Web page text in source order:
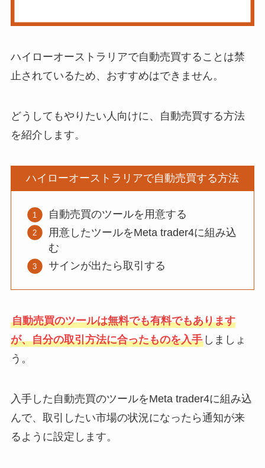
ハイローオーストラリアで自動売買することは禁
止されているため、おすすめはできません。
どうしてもやりたい人向けに、自動売買する方法
を紹介します。
ハイローオーストラリアで自動売買する方法
自動売買のツールを用意する
用意したツールをMeta trader4に組み込
む
サインが出たら取引する
自動売買のツールは無料でも有料でもあります
が、自分の取引方法に合ったものを入手しましょ
う。
入手した自動売買のツールをMeta trader4に組み込
んで、取引したい市場の状況になったら通知が来
るように設定します。